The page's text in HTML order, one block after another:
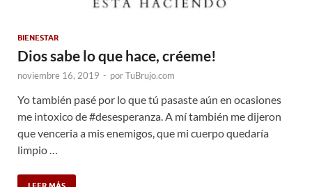
BIENESTAR
Dios sabe lo que hace, créeme!
noviembre 16, 2019 - porTuBrujo.com
Yo también pasé por lo que tú pasaste aún en ocasiones
me intoxico de #desesperanza. A mí también me dijeron
que venceria a mis enemigos, que mi cuerpo quedaría
limpio …